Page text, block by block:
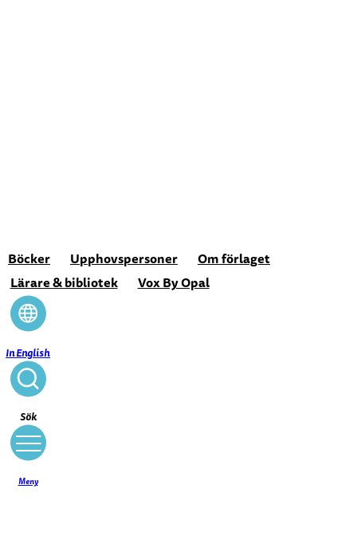
Böcker Upphovspersoner
Om förlaget
Lärare & bibliotek
Vox By Opal
In English
Sök
Stäng
Meny